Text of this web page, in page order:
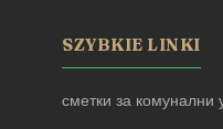
SZYBKIE LINKI
сметки за комунални